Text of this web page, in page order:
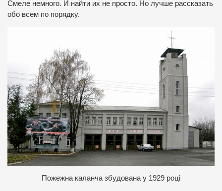
Смеле немного. И найти их не просто. Но лучше рассказать
обо всем по порядку.
Пожежна каланча збудована у 1929 році